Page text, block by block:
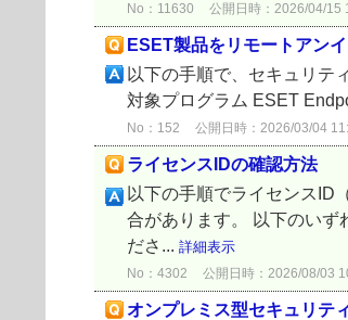
No：11630 公開日時：2026/04/15
ESET製品をリモートアン
以下の手順で、セキュリテ
対象プログラム ESET
No：152 公開日時：2026/03/04
ライセンスIDの確認方法
以下の手順でライセンスID
合があります。 以下のいず
ださ... 詳細表示
No：4302 公開日時：2026/08/03
オンプレミス型セキュリテ